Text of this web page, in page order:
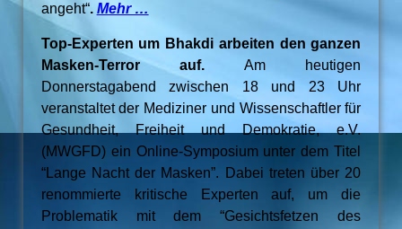
angeht“. Mehr …
Top-Experten um Bhakdi arbeiten den ganzen
Masken-Terror auf.Am heutigen
Donnerstagabend zwischen 18 und 23 Uhr
veranstaltet der Mediziner und Wissenschaftler für
Gesundheit, Freiheit und Demokratie, e.V.
(MWGFD) ein Online-Symposium unter dem Titel
“Lange Nacht der Masken”. Dabei treten über 20
renommierte kritische Experten auf, um die
Problematik mit dem “Gesichtsfetzen des